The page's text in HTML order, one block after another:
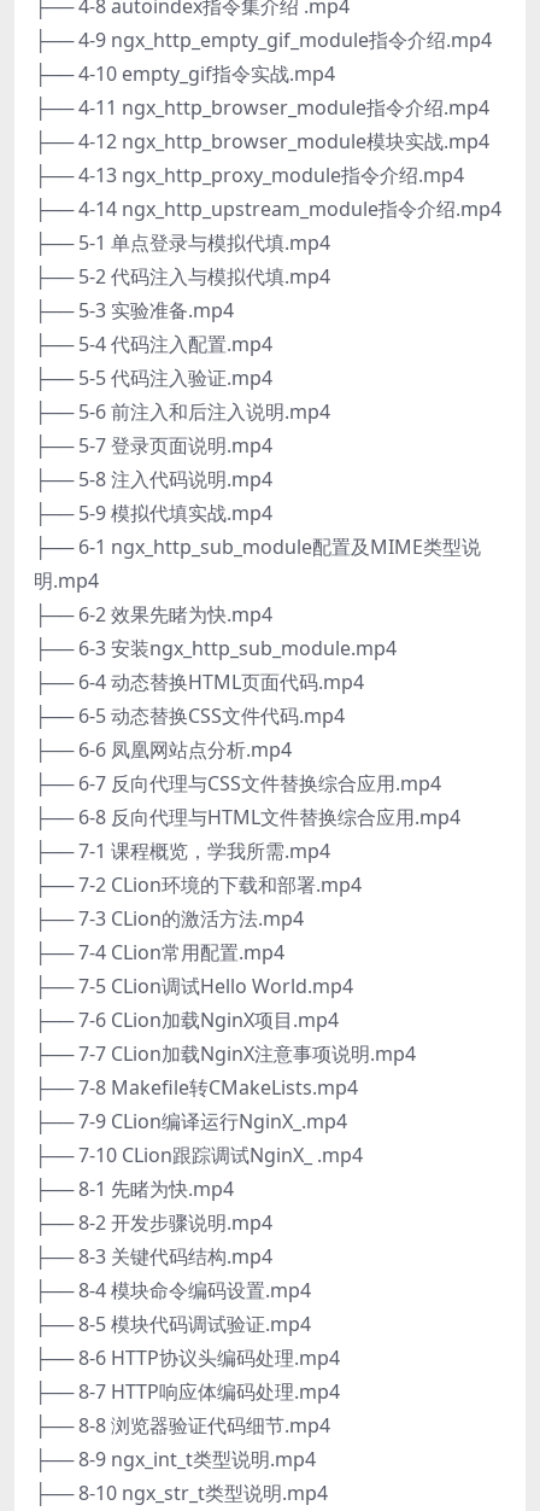
├── 4-8 autoindex指令集介绍 .mp4
├── 4-9 ngx_http_empty_gif_module指令介绍.mp4
├── 4-10 empty_gif指令实战.mp4
├── 4-11 ngx_http_browser_module指令介绍.mp4
├── 4-12 ngx_http_browser_module模块实战.mp4
├── 4-13 ngx_http_proxy_module指令介绍.mp4
├── 4-14 ngx_http_upstream_module指令介绍.mp4
├── 5-1 单点登录与模拟代填.mp4
├── 5-2 代码注入与模拟代填.mp4
├── 5-3 实验准备.mp4
├── 5-4 代码注入配置.mp4
├── 5-5 代码注入验证.mp4
├── 5-6 前注入和后注入说明.mp4
├── 5-7 登录页面说明.mp4
├── 5-8 注入代码说明.mp4
├── 5-9 模拟代填实战.mp4
├── 6-1 ngx_http_sub_module配置及MIME类型说
明.mp4
├── 6-2 效果先睹为快.mp4
├── 6-3 安装ngx_http_sub_module.mp4
├── 6-4 动态替换HTML页面代码.mp4
├── 6-5 动态替换CSS文件代码.mp4
├── 6-6 凤凰网站点分析.mp4
├── 6-7 反向代理与CSS文件替换综合应用.mp4
├── 6-8 反向代理与HTML文件替换综合应用.mp4
├── 7-1 课程概览，学我所需.mp4
├── 7-2 CLion环境的下载和部署.mp4
├── 7-3 CLion的激活方法.mp4
├── 7-4 CLion常用配置.mp4
├── 7-5 CLion调试Hello World.mp4
├── 7-6 CLion加载NginX项目.mp4
├── 7-7 CLion加载NginX注意事项说明.mp4
├── 7-8 Makefile转CMakeLists.mp4
├── 7-9 CLion编译运行NginX_.mp4
├── 7-10 CLion跟踪调试NginX_ .mp4
├── 8-1 先睹为快.mp4
├── 8-2 开发步骤说明.mp4
├── 8-3 关键代码结构.mp4
├── 8-4 模块命令编码设置.mp4
├── 8-5 模块代码调试验证.mp4
├── 8-6 HTTP协议头编码处理.mp4
├── 8-7 HTTP响应体编码处理.mp4
├── 8-8 浏览器验证代码细节.mp4
├── 8-9 ngx_int_t类型说明.mp4
├── 8-10 ngx_str_t类型说明.mp4